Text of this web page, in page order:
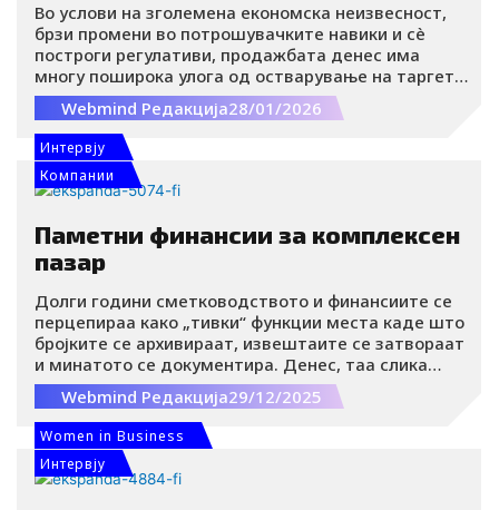
Во услови на зголемена економска неизвесност,
брзи промени во потрошувачките навики и сè
построги регулативи, продажбата денес има
многу поширока улога од остварување на таргети.
Таа значи внимателно управување со ризици,
прилагодување кон пазарните промени и
планирање на одржлив раст.
Webmind Редакција28/01/2026
Интервју
Компании
Паметни финансии за комплексен
пазар
Долги години сметководството и финансиите се
перцепираа како „тивки“ функции места каде што
бројките се архивираат, извештаите се затвораат
и минатото се документира. Денес, таа слика
радикално се менува. Дигиталната
трансформација не само што ги менува алатките,
туку ја менува и улогата на финансискиот сектор
во компаниите што размислуваат долгорочно.
Webmind Редакција29/12/2025
Women in Business
Интервју